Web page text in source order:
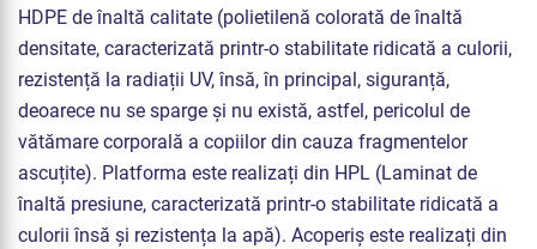
HDPE de înaltă calitate (polietilenă colorată de înaltă
densitate, caracterizată printr-o stabilitate ridicată a culorii,
rezistență la radiații UV, însă, în principal, siguranță,
deoarece nu se sparge și nu există, astfel, pericolul de
vătămare corporală a copiilor din cauza fragmentelor
ascuțite). Platforma este realizați din HPL (Laminat de
înaltă presiune, caracterizată printr-o stabilitate ridicată a
culorii însă și rezistența la apă). Acoperiș este realizați din